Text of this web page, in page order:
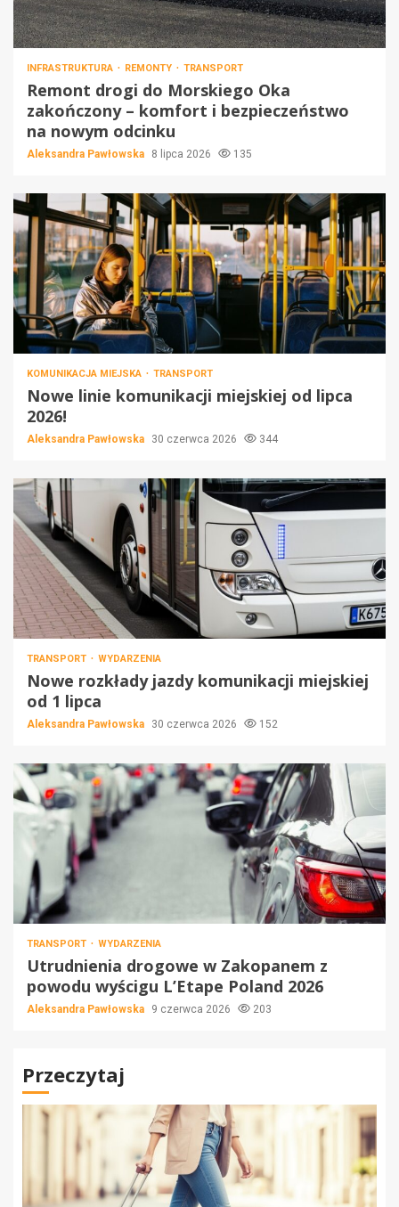
INFRASTRUKTURA REMONTY TRANSPORT
Remont drogi do Morskiego Oka
zakończony – komfort i bezpieczeństwo
na nowym odcinku
Aleksandra Pawłowska 8 lipca 2026 135
KOMUNIKACJA MIEJSKA TRANSPORT
Nowe linie komunikacji miejskiej od lipca
2026!
Aleksandra Pawłowska 30 czerwca 2026 344
TRANSPORT WYDARZENIA
Nowe rozkłady jazdy komunikacji miejskiej
od 1 lipca
Aleksandra Pawłowska 30 czerwca 2026 152
TRANSPORT WYDARZENIA
Utrudnienia drogowe w Zakopanem z
powodu wyścigu L’Etape Poland 2026
Aleksandra Pawłowska 9 czerwca 2026 203
Przeczytaj